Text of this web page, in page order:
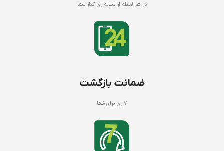
در هر لحظه از شبانه روز کنار شما
ضمانت بازگشت
7 روز برای شما